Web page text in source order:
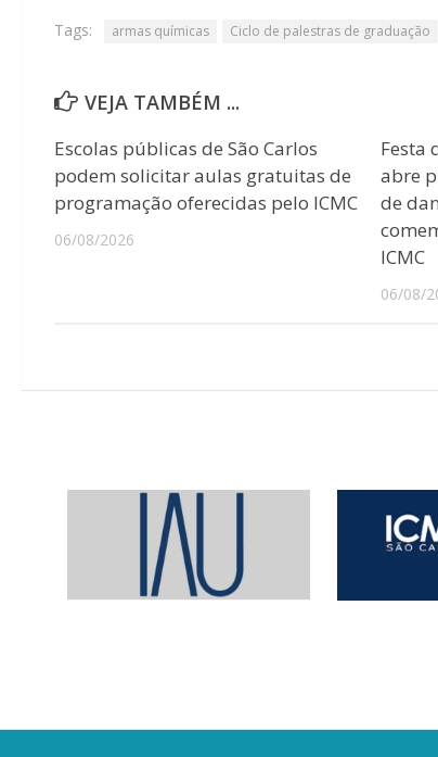
Tags: armas químicas Ciclo de palestras de graduação
VEJA TAMBÉM ...
Escolas públicas de São Carlos
podem solicitar aulas gratuitas de
programação oferecidas pelo ICMC
06/08/2026
Festa
abre
de
ICMC
06/08/